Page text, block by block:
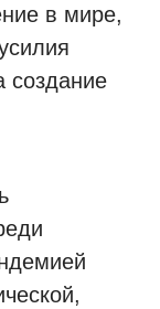
в мире,
создание